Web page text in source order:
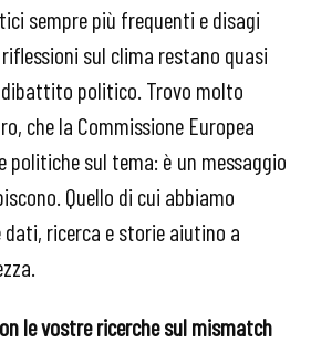
sempre più frequenti e disagi
sul clima restano quasi
politico. Trovo molto
che la Commissione Europea
politiche sul tema: è un messaggio
Quello di cui abbiamo
dati, ricerca e storie aiutino a
le vostre ricerche sul mismatch